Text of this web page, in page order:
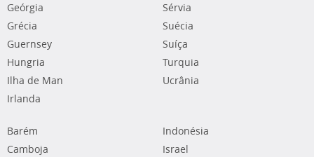
Geórgia
Grécia
Guernsey
Hungria
Ilha de Man
Irlanda
Sérvia
Suécia
Suíça
Turquia
Ucrânia
Barém
Camboja
Indonésia
Israel